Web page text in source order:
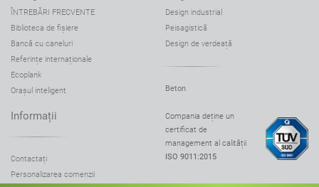
ÎNTREBĂRI FRECVENTE
Biblioteca de fișiere
Bancă cu caneluri
Referințe internaționale
Ecoplank
Orașul inteligent
Design industrial
Peisagistică
Design de verdeață
Beton
Informații
Contactați
Personalizarea comenzii
Compania deține un
certificat de
management al calității
ISO 9011:2015